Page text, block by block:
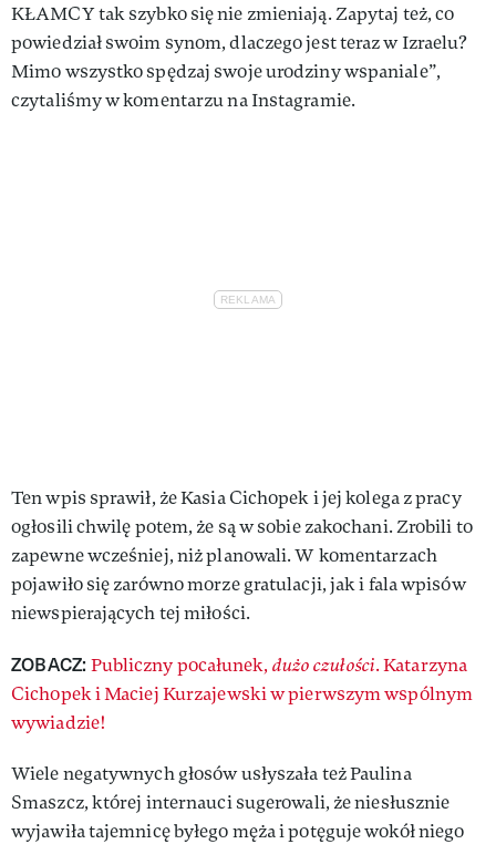
KŁAMCY tak szybko się nie zmieniają. Zapytaj też, co
powiedział swoim synom, dlaczego jest teraz w Izraelu?
Mimo wszystko spędzaj swoje urodziny wspaniale”,
czytaliśmy w komentarzu na Instagramie.
Ten wpis sprawił, że Kasia Cichopek i jej kolega z pracy
ogłosili chwilę potem, że są w sobie zakochani. Zrobili to
zapewne wcześniej, niż planowali. W komentarzach
pojawiło się zarówno morze gratulacji, jak i fala wpisów
niewspierających tej miłości.
ZOBACZ: Publiczny pocałunek, dużo czułości. Katarzyna
Cichopek i Maciej Kurzajewski w pierwszym wspólnym
wywiadzie!
Wiele negatywnych głosów usłyszała też Paulina
Smaszcz, której internauci sugerowali, że niesłusznie
wyjawiła tajemnicę byłego męża i potęguje wokół niego